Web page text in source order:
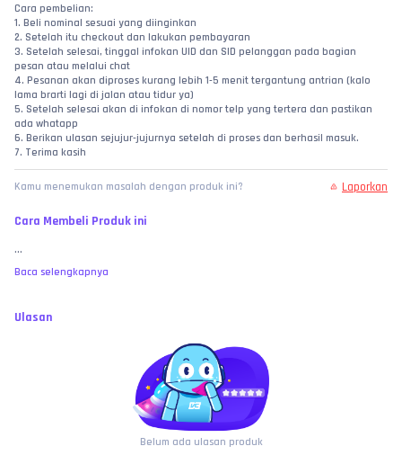
Cara pembelian:
1. Beli nominal sesuai yang diinginkan
2. Setelah itu checkout dan lakukan pembayaran
3. Setelah selesai, tinggal infokan UID dan SID pelanggan pada bagian
pesan atau melalui chat
4. Pesanan akan diproses kurang lebih 1-5 menit tergantung antrian (kalo
lama brarti lagi di jalan atau tidur ya)
5. Setelah selesai akan di infokan di nomor telp yang tertera dan pastikan
ada whatapp
6. Berikan ulasan sejujur-jujurnya setelah di proses dan berhasil masuk.
7. Terima kasih
Kamu menemukan masalah dengan produk ini? Laporkan
Cara Membeli Produk ini
...
Baca selengkapnya
Ulasan
Belum ada ulasan produk